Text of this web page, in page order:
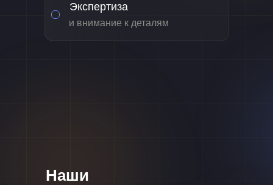
Экспертиза
и внимание к деталям
Наши